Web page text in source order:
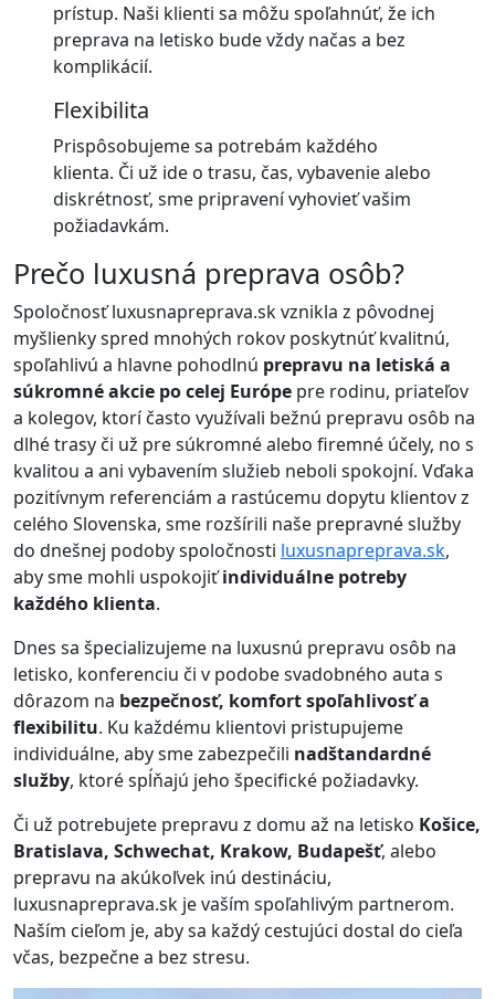
prístup. Naši klienti sa môžu spoľahnúť, že ich
preprava na letisko bude vždy načas a bez
komplikácií.
Flexibilita
Prispôsobujeme sa potrebám každého
klienta. Či už ide o trasu, čas, vybavenie alebo
diskrétnosť, sme pripravení vyhovieť vašim
požiadavkám.
Prečo luxusná preprava osôb?
Spoločnosť luxusnapreprava.sk vznikla z pôvodnej
myšlienky spred mnohých rokov poskytnúť kvalitnú,
spoľahlivú a hlavne pohodlnú prepravu na letiská a
súkromné akcie po celej Európe pre rodinu, priateľov
a kolegov, ktorí často využívali bežnú prepravu osôb na
dlhé trasy či už pre súkromné alebo firemné účely, no s
kvalitou a ani vybavením služieb neboli spokojní. Vďaka
pozitívnym referenciám a rastúcemu dopytu klientov z
celého Slovenska, sme rozšírili naše prepravné služby
do dnešnej podoby spoločnosti luxusnapreprava.sk,
aby sme mohli uspokojiťindividuálne potreby
každého klienta.
Dnes sa špecializujeme na luxusnú prepravu osôb na
letisko, konferenciu či v podobe svadobného auta s
dôrazom na bezpečnosť, komfort spoľahlivosť a
flexibilitu. Ku každému klientovi pristupujeme
individuálne, aby sme zabezpečili nadštandardné
služby, ktoré spĺňajú jeho špecifické požiadavky.
Či už potrebujete prepravu z domu až na letisko Košice,
Bratislava, Schwechat, Krakow, Budapešť, alebo
prepravu na akúkoľvek inú destináciu,
luxusnapreprava.sk je vaším spoľahlivým partnerom.
Naším cieľom je, aby sa každý cestujúci dostal do cieľa
včas, bezpečne a bez stresu.